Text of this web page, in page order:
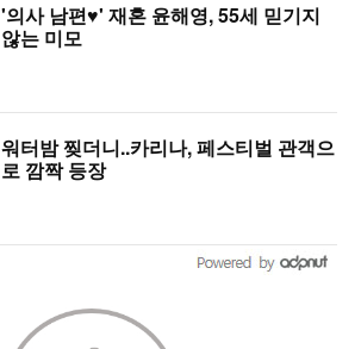
'의사 남편♥' 재혼 윤해영, 55세 믿기지
않는 미모
워터밤 찢더니..카리나, 페스티벌 관객으
로 깜짝 등장